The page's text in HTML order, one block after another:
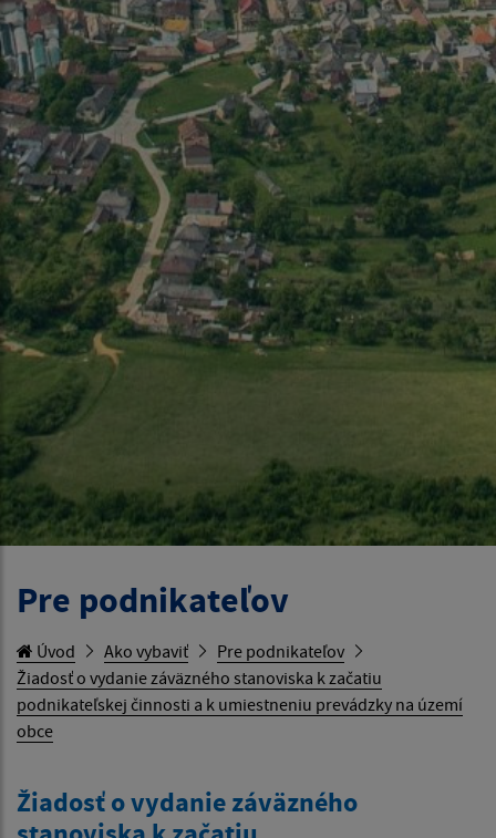
Pre podnikateľov
Úvod Ako vybaviť
Pre podnikateľov
Žiadosť o vydanie záväzného stanoviska k začatiu
podnikateľskej činnosti a k umiestneniu prevádzky na území
obce
Žiadosť o vydanie záväzného